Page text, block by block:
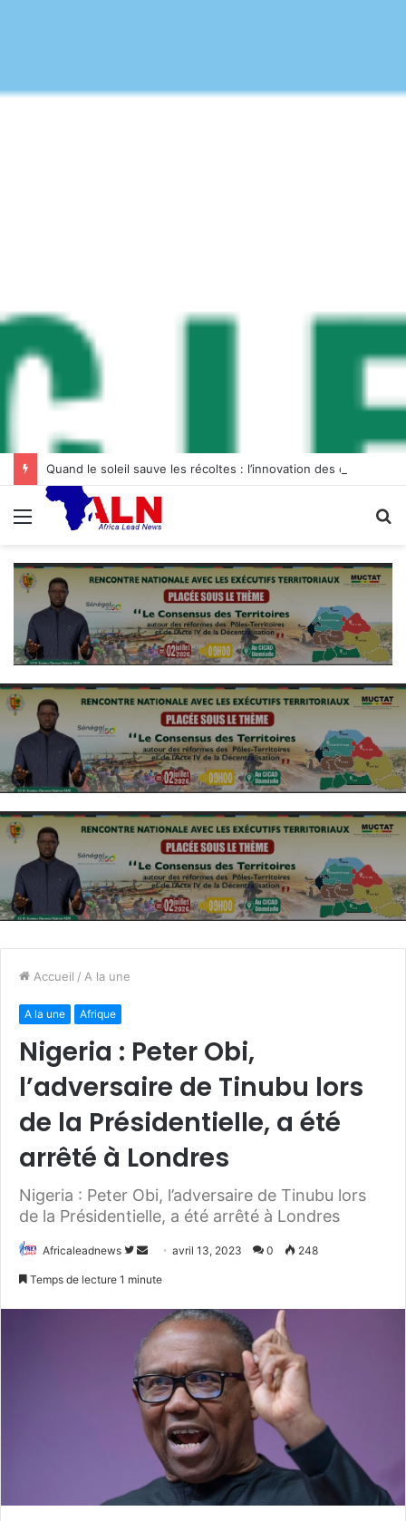
Menu
Accueil / A la une
A la une Afrique
Nigeria : Peter Obi,
l’adversaire de Tinubu lors
de la Présidentielle, a été
arrêté à Londres
Nigeria : Peter Obi, l’adversaire de Tinubu lors
de la Présidentielle, a été arrêté à Londres
Africaleadnews
S
u
s
u
i
y
e
r
u
c
avril 13, 2023 0 248
Temps de lecture 1 minute